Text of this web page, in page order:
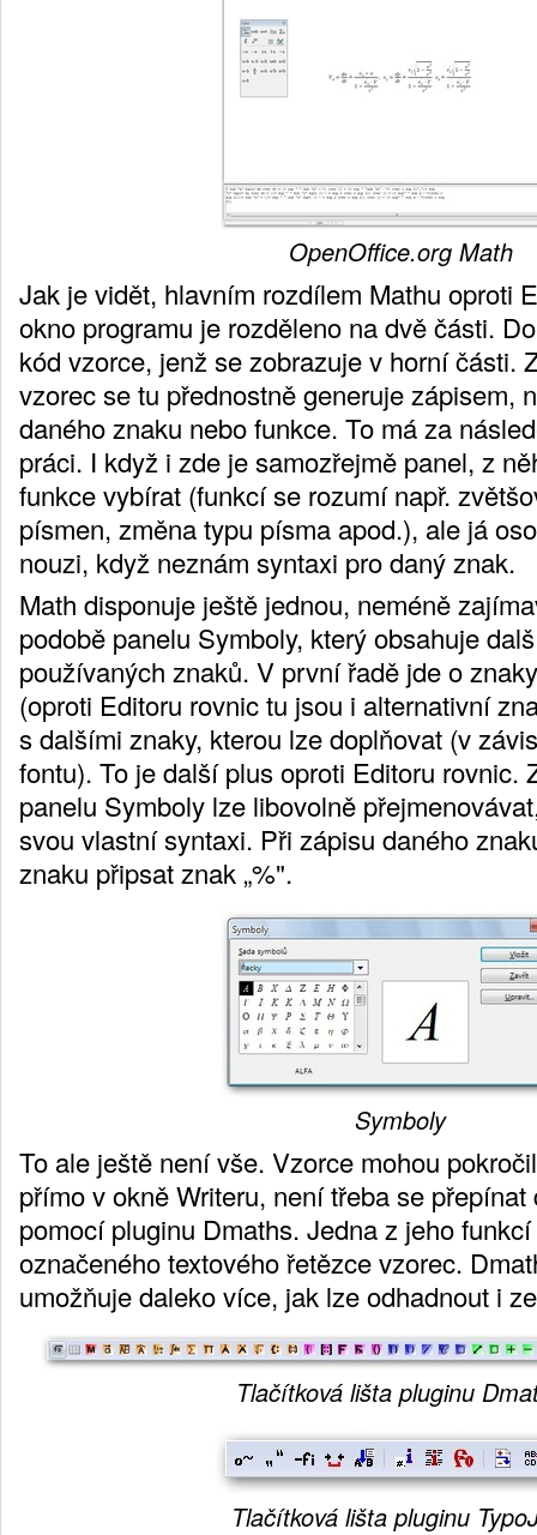
OpenOffice.org Math
Jak je vidět, hlavním rozdílem Mathu oproti
okno programu je rozděleno na dvě části.
kód vzorce, jenž se zobrazuje v horní části.
vzorec se tu přednostně generuje zápisem,
daného znaku nebo funkce. To má za
práci. I když i zde je samozřejmě panel, z
funkce vybírat (funkcí se rozumí např.
písmen, změna typu písma apod.), ale já
nouzi, když neznám syntaxi pro daný znak.
Math disponuje ještě jednou, neméně
podobě panelu Symboly, který obsahuje
používaných znaků. V první řadě jde o
(oproti Editoru rovnic tu jsou i alternativní
s dalšími znaky, kterou lze doplňovat (v
fontu). To je další plus oproti Editoru rovnic.
panelu Symboly lze libovolně
svou vlastní syntaxi. Při zápisu daného
znaku připsat znak „%".
Symboly
To ale ještě není vše. Vzorce mohou
přímo v okně Writeru, není třeba se
pomocí pluginu Dmaths. Jedna z jeho
označeného textového řetězce vzorec.
umožňuje daleko více, jak lze odhadnout i
Tlačítková lišta pluginu
Tlačítková lišta pluginu